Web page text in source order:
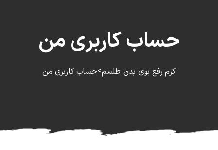
حساب کاربری من
کرم رفع بوی بدن طلسم>حساب کاربری من